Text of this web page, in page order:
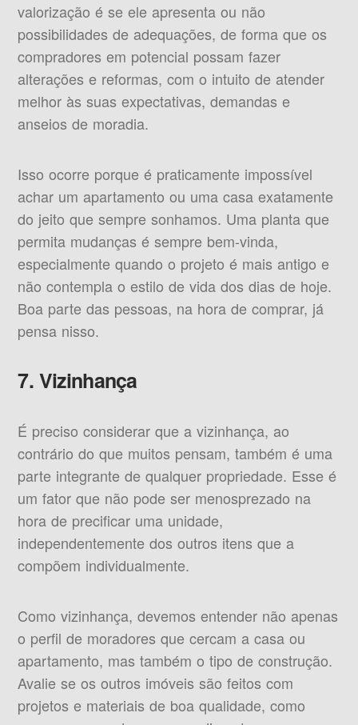
valorização é se ele apresenta ou não
possibilidades de adequações, de forma que os
compradores em potencial possam fazer
alterações e reformas, com o intuito de atender
melhor às suas expectativas, demandas e
anseios de moradia.
Isso ocorre porque é praticamente impossível
achar um apartamento ou uma casa exatamente
do jeito que sempre sonhamos. Uma planta que
permita mudanças é sempre bem-vinda,
especialmente quando o projeto é mais antigo e
não contempla o estilo de vida dos dias de hoje.
Boa parte das pessoas, na hora de comprar, já
pensa nisso.
7. Vizinhança
É preciso considerar que a vizinhança, ao
contrário do que muitos pensam, também é uma
parte integrante de qualquer propriedade. Esse é
um fator que não pode ser menosprezado na
hora de precificar uma unidade,
independentemente dos outros itens que a
compõem individualmente.
Como vizinhança, devemos entender não apenas
o perfil de moradores que cercam a casa ou
apartamento, mas também o tipo de construção.
Avalie se os outros imóveis são feitos com
projetos e materiais de boa qualidade, como